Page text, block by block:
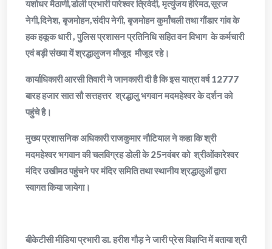
यशोधर मैठाणी,डोली प्रभारी पारेश्वर त्रिवेदी, मृत्युंजय हीरेमठ,सूरज
नेगी,दिनेश, बृजमोहन,संदीप नेगी, बृजमोहन कुर्मांचली तथा गौंडार गांव के
हक हकूक धारी , पुलिस प्रशासन प्रतिनिधि सहित वन विभाग के कर्मचारी
एवं बड़ी संख्या यें श्रद्धालुजन मौजूद मौजूद रहे।
कार्याधिकारी आरसी तिवारी ने जानकारी दी है कि इस यात्रा वर्ष 12777
बारह हजार सात सौ सत्तहत्तर श्रद्धालु भगवान मदमहेश्वर के दर्शन को
पहुंचे है।
मुख्य प्रशासनिक अधिकारी राजकुमार नौटियाल ने कहा कि श्री
मदमहेश्वर भगवान की चलविग्रह डोली के 25नवंबर को श्रीओंकारेश्वर
मंदिर उखीमठ पहुंचने पर मंदिर समिति तथा स्थानीय श्रद्धालुओं द्वारा
स्वागत किया जायेगा।
बीकेटीसी मीडिया प्रभारी डा. हरीश गौड़ ने जारी प्रेस विज्ञप्ति में बताया श्री